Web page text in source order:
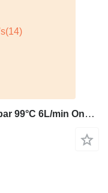
Heatweed Wave MiniSeries 2-120bar 99°C 6L/min Onkruid stoom machine